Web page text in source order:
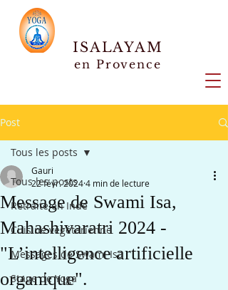
ISALAYAM
en Provence
Post
Tous les posts
Retraite en Inde
Cuisine végétarienne
Messages de Swami Isa
Stage de Yoga
Tous les posts
Message de Swami Isa,
Mahashivaratri 2024 -
"L’intelligence artificielle
organique".
Gauri
22 févr. 20244 min de lecture